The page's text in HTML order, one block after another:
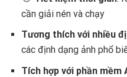
cần giải nén và chạy
Tương thích với nhiều
các định dạng ảnh phổ
Tích hợp với phần mềm